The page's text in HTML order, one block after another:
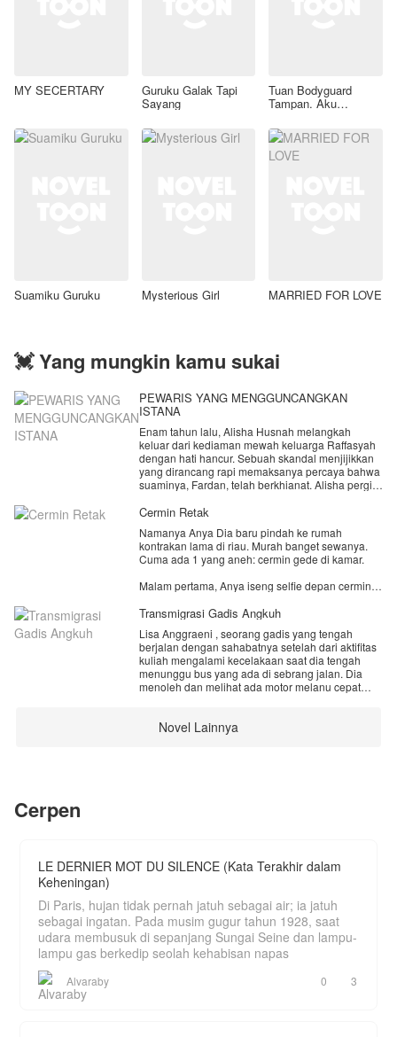
MY SECERTARY Guruku Galak Tapi
Sayang
Tuan Bodyguard
Tampan. Aku
Suamiku Guruku Mysterious Girl MARRIED FOR LOVE
💓 Yang mungkin kamu sukai
PEWARIS YANG MENGGUNCANGKAN
ISTANA
Enam tahun lalu, Alisha Husnah melangkah
keluar dari kediaman mewah keluarga Raffasyah
dengan hati hancur. Sebuah skandal menjijikkan
yang dirancang rapi memaksanya percaya bahwa
suaminya, Fardan, telah berkhianat. Alisha pergi,
dikandungnya.
Kini, takdir membawa mereka bertemu dalam
sebuah proyek besar. Fardan, sang CEO dingin
yang menyimpan dendam atas kepergian istrinya,
atau kehilangan hak asuh atas putra mereka,
Namun, baik Fardan maupun keluarga besar
Raffasyah tidak menyadari satu hal. Ghifari bukan
sekadar bocah biasa. Dibalik wajah imutnya,
tersimpan kecerdasan genius yang ia warisi dari
ayahnya. Sementara orang tuanya terjebak dalam
perang dingin dan sisa-sisa cinta yang luka,
Dia bukan hanya ingin menyatukan Ayah dan
Cermin Retak
Namanya Anya Dia baru pindah ke rumah
kontrakan lama di riau. Murah banget sewanya.
Cuma ada 1 yang aneh: cermin gede di kamar.
Malam pertama, Anya iseng selfie depan cermin
senyum. Tapi di pantulan cermin, dia nunduk.
Dia kira cuma efek cahaya. Besoknya dia dandan
buat kerja. Ngaca biasa.
Tiba-tiba lampu kedip. Pas nyala lagi, di cermin
dia udah nunduk duluan. Padahal Sari masih
natap cermin....
Transmigrasi Gadis Angkuh
Lisa Anggraeni , seorang gadis yang tengah
berjalan dengan sahabatnya setelah dari aktifitas
kuliah mengalami kecelakaan saat dia tengah
menunggu bus yang ada di sebrang jalan. Dia
menoleh dan melihat ada motor melanu cepat
luka luka sempat di bawa ke rumah sakit. Namun
sayang, saat dirinya sedang di operasi, nyawanya
kaca hias kecil.
"Aaaaaa... Wajah siapa yang ada di mukaku ini!!!!
Novel Lainnya
Cerpen
LE DERNIER MOT DU SILENCE (Kata Terakhir dalam
Keheningan)
Di Paris, hujan tidak pernah jatuh sebagai air; ia jatuh
sebagai ingatan. Pada musim gugur tahun 1928, saat
udara membusuk di sepanjang Sungai Seine dan lampu-
lampu gas berkedip seolah kehabisan napas
Alvaraby 0 3